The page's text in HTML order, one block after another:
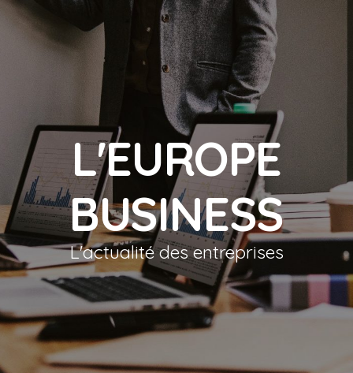
L'EUROPE
BUSINESS
L'actualité des entreprises